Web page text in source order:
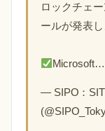
ロックチェ
ールが発表し
Microsoft…
— SIPO：